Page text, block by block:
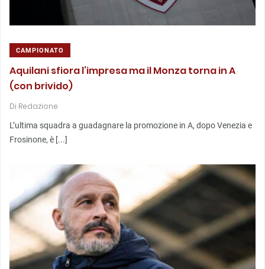
CAMPIONATO
Aquilani sfiora l’impresa ma il Monza torna in A
(con brivido)
Di Redazione
L’ultima squadra a guadagnare la promozione in A, dopo Venezia e
Frosinone, è [...]